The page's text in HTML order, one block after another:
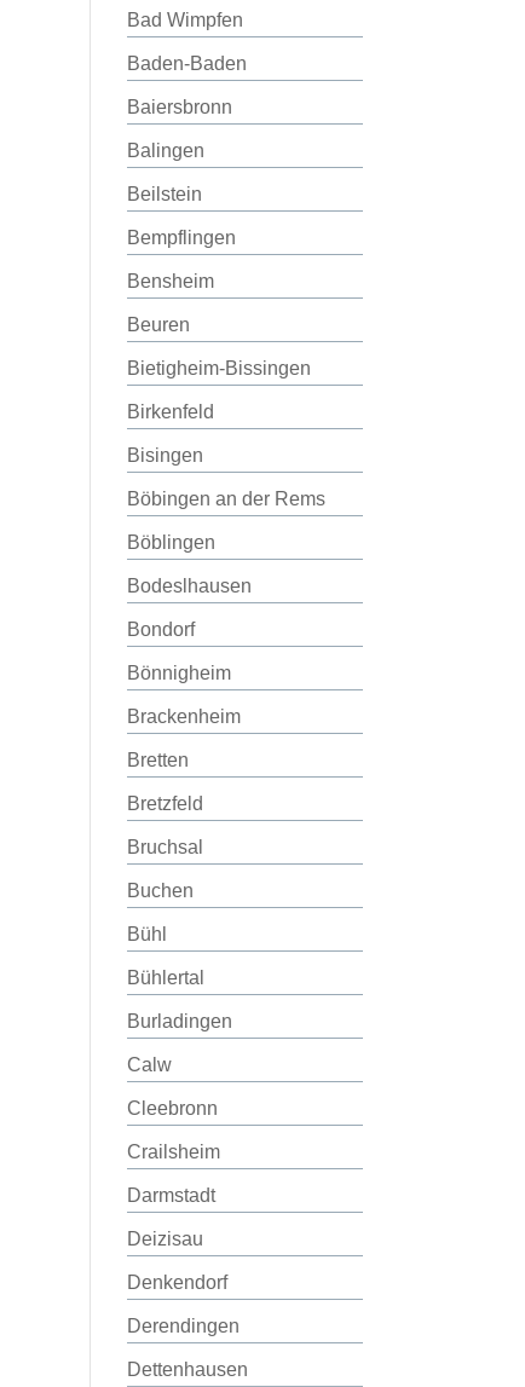
Bad Wimpfen
Baden-Baden
Baiersbronn
Balingen
Beilstein
Bempflingen
Bensheim
Beuren
Bietigheim-Bissingen
Birkenfeld
Bisingen
Böbingen an der Rems
Böblingen
Bodeslhausen
Bondorf
Bönnigheim
Brackenheim
Bretten
Bretzfeld
Bruchsal
Buchen
Bühl
Bühlertal
Burladingen
Calw
Cleebronn
Crailsheim
Darmstadt
Deizisau
Denkendorf
Derendingen
Dettenhausen